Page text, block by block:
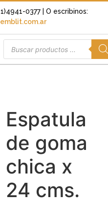
0377
| O escribinos:
Espatula
de goma
chica x
24 cms.